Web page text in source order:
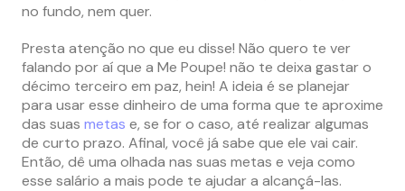
no fundo, nem quer.
Presta atenção no que eu disse! Não quero te ver
falando por aí que a Me Poupe! não te deixa gastar o
décimo terceiro em paz, hein! A ideia é se planejar
para usar esse dinheiro de uma forma que te aproxime
das suas metas e, se for o caso, até realizar algumas
de curto prazo. Afinal, você já sabe que ele vai cair.
Então, dê uma olhada nas suas metas e veja como
esse salário a mais pode te ajudar a alcançá-las.